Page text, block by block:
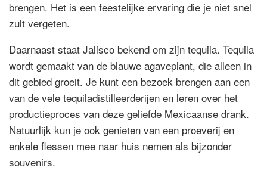
brengen. Het is een feestelijke ervaring die je niet snel
zult vergeten.
Daarnaast staat Jalisco bekend om zijn tequila. Tequila
wordt gemaakt van de blauwe agaveplant, die alleen in
dit gebied groeit. Je kunt een bezoek brengen aan een
van de vele tequiladistilleerderijen en leren over het
productieproces van deze geliefde Mexicaanse drank.
Natuurlijk kun je ook genieten van een proeverij en
enkele flessen mee naar huis nemen als bijzonder
souvenirs.